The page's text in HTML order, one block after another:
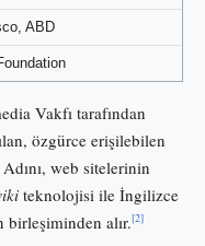
ABD
Vakfı tarafından
özgürce erişilebilen
Adını, web sitelerinin
teknolojisi ile İngilizce
alır.[2]